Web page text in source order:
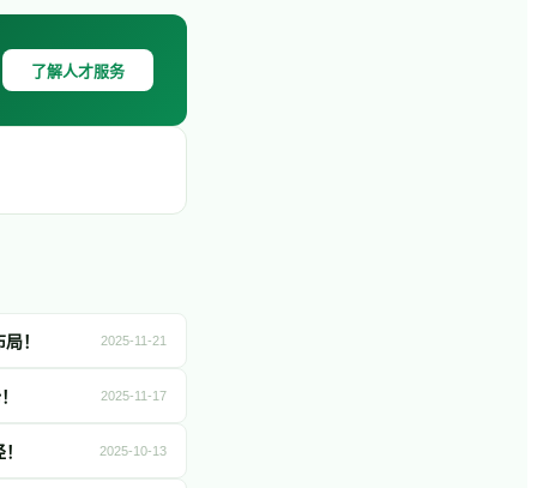
了解人才服务
！ 2025-11-21
2025-11-17
2025-10-13